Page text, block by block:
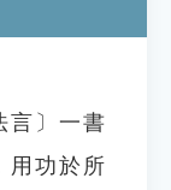
〕一書
用功於所